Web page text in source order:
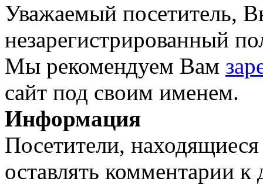
Уважаемый посетитель,
незарегистрированный
Мы рекомендуем Вам
сайт под своим именем.
Информация
Посетители,
оставлять комментарии